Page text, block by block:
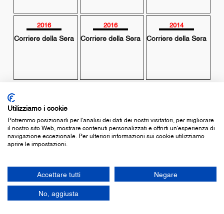
2016
Corriere della Sera
2016
Corriere della Sera
2014
Corriere della Sera
Utilizziamo i cookie
Potremmo posizionarli per l'analisi dei dati dei nostri visitatori, per migliorare
il nostro sito Web, mostrare contenuti personalizzati e offrirti un'esperienza di
navigazione eccezionale. Per ulteriori informazioni sui cookie utilizziamo
aprire le impostazioni.
Accettare tutti Negare
No, aggiusta